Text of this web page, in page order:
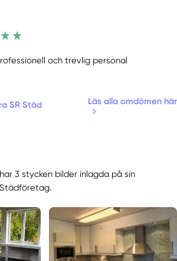
och trevlig personal
SR Städ
Läs alla omdömen här
3 stycken bilder inlagda på sin